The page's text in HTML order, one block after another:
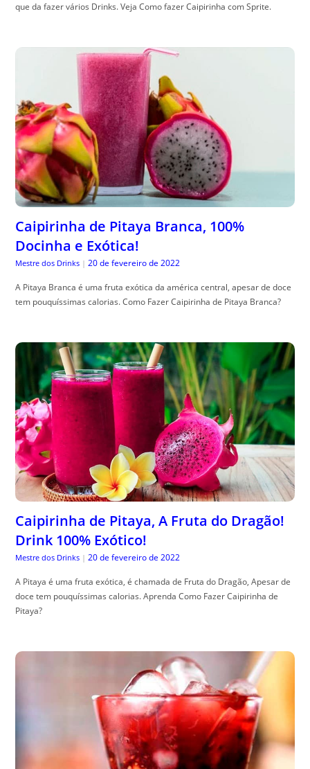
que da fazer vários Drinks. Veja Como fazer Caipirinha com Sprite.
Caipirinha de Pitaya Branca, 100%
Docinha e Exótica!
Mestre dos Drinks | 20 de fevereiro de 2022
A Pitaya Branca é uma fruta exótica da américa central, apesar de doce
tem pouquíssimas calorias. Como Fazer Caipirinha de Pitaya Branca?
Caipirinha de Pitaya, A Fruta do Dragão!
Drink 100% Exótico!
Mestre dos Drinks | 20 de fevereiro de 2022
A Pitaya é uma fruta exótica, é chamada de Fruta do Dragão, Apesar de
doce tem pouquíssimas calorias. Aprenda Como Fazer Caipirinha de
Pitaya?